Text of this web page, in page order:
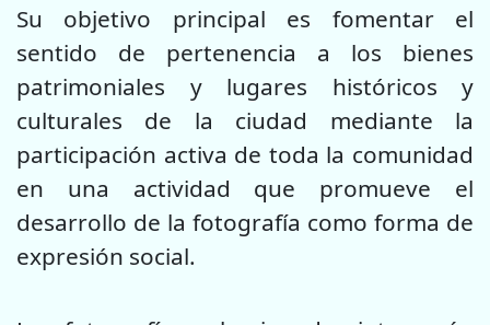
Su objetivo principal es fomentar el
sentido de pertenencia a los bienes
patrimoniales y lugares históricos y
culturales de la ciudad mediante la
participación activa de toda la comunidad
en una actividad que promueve el
desarrollo de la fotografía como forma de
expresión social.